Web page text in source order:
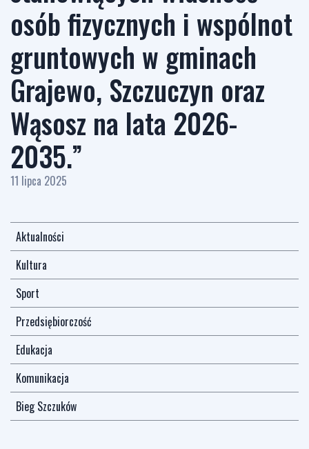
osób fizycznych i wspólnot
gruntowych w gminach
Grajewo, Szczuczyn oraz
Wąsosz na lata 2026-
2035.”
11 lipca 2025
Aktualności
Kultura
Sport
Przedsiębiorczość
Edukacja
Komunikacja
Bieg Szczuków